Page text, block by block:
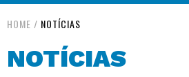
HOME / NOTÍCIAS
NOTÍCIAS